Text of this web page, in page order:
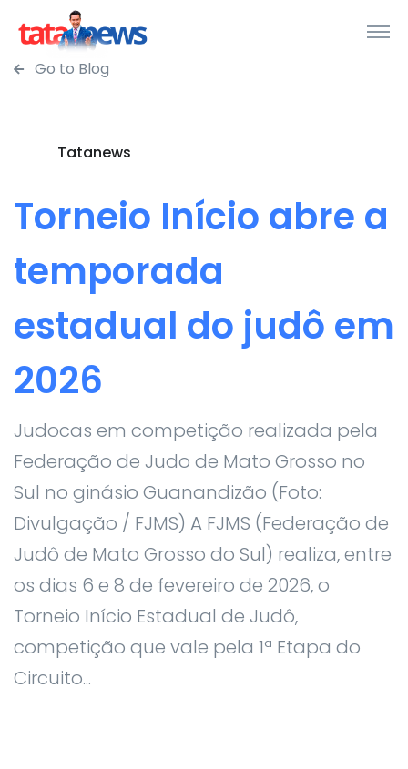
Go to Blog
Tatanews
Torneio Início abre a
temporada
estadual do judô em
2026
Judocas em competição realizada pela
Federação de Judo de Mato Grosso no
Sul no ginásio Guanandizão (Foto:
Divulgação / FJMS) A FJMS (Federação de
Judô de Mato Grosso do Sul) realiza, entre
os dias 6 e 8 de fevereiro de 2026, o
Torneio Início Estadual de Judô,
competição que vale pela 1ª Etapa do
Circuito...